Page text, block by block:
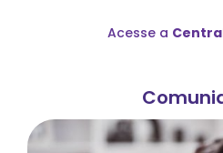
Acesse a